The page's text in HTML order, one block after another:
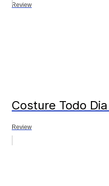
Review
Costure Todo
Review